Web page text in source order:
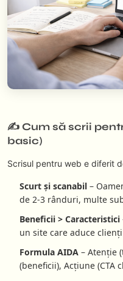
✍️ Cum să scrii
basic)
Scrisul pentru web e diferit
Scurt și scanabil –
de 2-3 rânduri, multe
Beneficii > Caracteristici
un site care aduce
Formula AIDA – Atenție
(beneficii), Acțiune (CTA